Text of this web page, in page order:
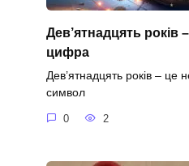
Дев’ятнадцять років
цифра
Дев’ятнадцять років – це
символ
0 2